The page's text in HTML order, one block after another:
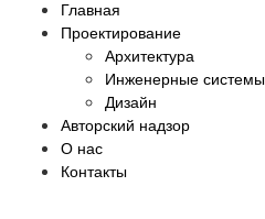
Главная
Проектирование
Архитектура
Инженерные системы
Дизайн
Авторский надзор
О нас
Контакты